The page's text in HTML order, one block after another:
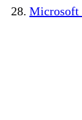
Microsoft